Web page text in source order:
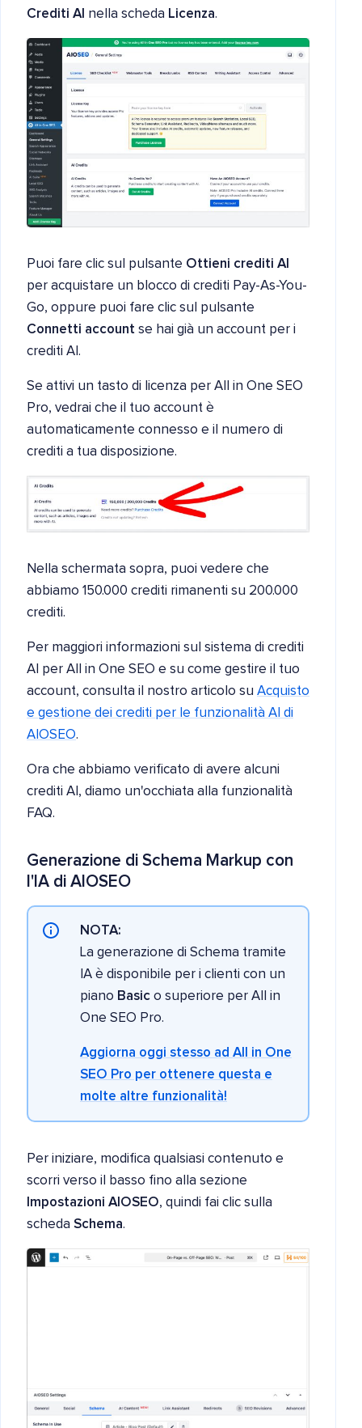
Crediti AI nella scheda Licenza.
Puoi fare clic sul pulsante Ottieni crediti AI
per acquistare un blocco di crediti Pay-As-You-
Go, oppure puoi fare clic sul pulsante
Connetti account se hai già un account per i
crediti AI.
Se attivi un tasto di licenza per All in One SEO
Pro, vedrai che il tuo account è
automaticamente connesso e il numero di
crediti a tua disposizione.
Nella schermata sopra, puoi vedere che
abbiamo 150.000 crediti rimanenti su 200.000
crediti.
Per maggiori informazioni sul sistema di crediti
AI per All in One SEO e su come gestire il tuo
account, consulta il nostro articolo su Acquisto
e gestione dei crediti per le funzionalità AI di
AIOSEO.
Ora che abbiamo verificato di avere alcuni
crediti AI, diamo un'occhiata alla funzionalità
FAQ.
Generazione di Schema Markup con
l'IA di AIOSEO
NOTA:
La generazione di Schema tramite
IA è disponibile per i clienti con un
piano Basic o superiore per All in
One SEO Pro.
Aggiorna oggi stesso ad All in One
SEO Pro per ottenere questa e
molte altre funzionalità!
Per iniziare, modifica qualsiasi contenuto e
scorri verso il basso fino alla sezione
Impostazioni AIOSEO, quindi fai clic sulla
scheda Schema.